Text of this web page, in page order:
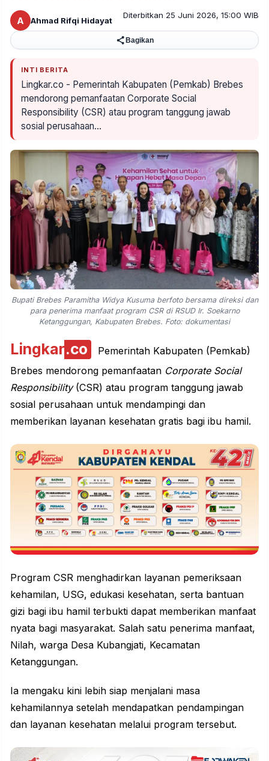
A Ahmad Rifqi Hidayat
Diterbitkan 25 Juni 2026, 15:00 WIB
Bagikan
INTI BERITA
Lingkar.co - Pemerintah Kabupaten (Pemkab) Brebes
mendorong pemanfaatan Corporate Social
Responsibility (CSR) atau program tanggung jawab
sosial perusahaan…
Bupati Brebes Paramitha Widya Kusuma berfoto bersama direksi dan
para penerima manfaat program CSR di RSUD Ir. Soekarno
Ketanggungan, Kabupaten Brebes. Foto: dokumentasi
Lingkar.co
Pemerintah Kabupaten (Pemkab)
Brebes mendorong pemanfaatan Corporate Social
Responsibility(CSR) atau program tanggung jawab
sosial perusahaan untuk mendampingi dan
memberikan layanan kesehatan gratis bagi ibu hamil.
Program CSR menghadirkan layanan pemeriksaan
kehamilan, USG, edukasi kesehatan, serta bantuan
gizi bagi ibu hamil terbukti dapat memberikan manfaat
nyata bagi masyarakat. Salah satu penerima manfaat,
Nilah, warga Desa Kubangjati, Kecamatan
Ketanggungan.
Ia mengaku kini lebih siap menjalani masa
kehamilannya setelah mendapatkan pendampingan
dan layanan kesehatan melalui program tersebut.